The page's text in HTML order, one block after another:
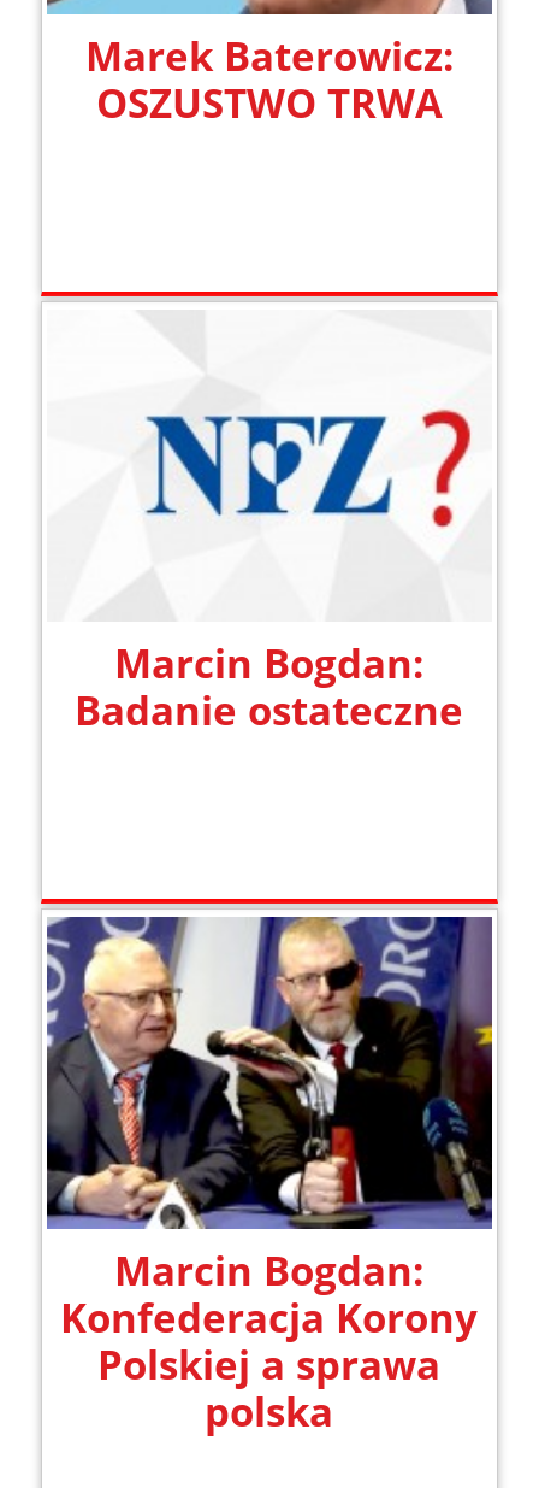
Marek Baterowicz:
OSZUSTWO TRWA
Marcin Bogdan:
Badanie ostateczne
Marcin Bogdan:
Konfederacja Korony
Polskiej a sprawa
polska